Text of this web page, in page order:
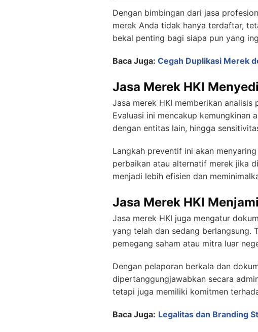
Dengan bimbingan dari jasa
merek Anda tidak hanya terdaftar,
bekal penting bagi siapa pun yang
Baca Juga: Cegah Duplikasi Merek
Jasa Merek HKI
Jasa merek HKI memberikan
Evaluasi ini mencakup kemungkinan
dengan entitas lain, hingga
Langkah preventif ini akan
perbaikan atau alternatif merek jika
menjadi lebih efisien dan
Jasa Merek HKI
Jasa merek HKI juga mengatur
yang telah dan sedang berlangsung.
pemegang saham atau mitra luar
Dengan pelaporan berkala dan
dipertanggungjawabkan secara
tetapi juga memiliki komitmen
Baca Juga: Legalitas dan Branding